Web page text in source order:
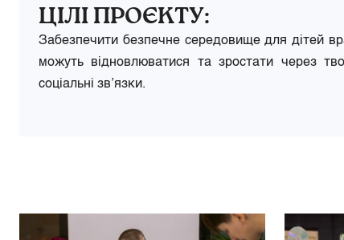
ЦІЛІ ПРОЄКТУ:
Забезпечити безпечне середовище для дітей
можуть відновлюватися та зростати через
соціальні зв’язки.